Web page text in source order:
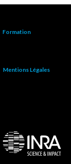
Formation
Mentions Légales